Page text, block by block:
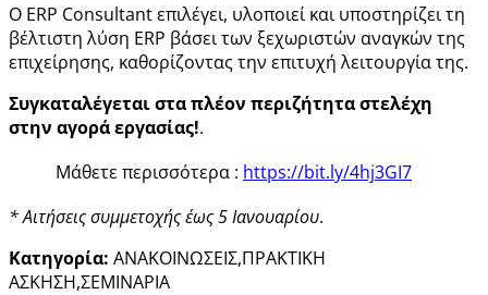
Ο ERP Consultant επιλέγει, υλοποιεί και υποστηρίζει τη
βέλτιστη λύση ERP βάσει των ξεχωριστών αναγκών της
επιχείρησης, καθορίζοντας την επιτυχή λειτουργία της.
Συγκαταλέγεται στα πλέον περιζήτητα στελέχη
στην αγορά εργασίας!.
Μάθετε περισσότερα : https://bit.ly/4hj3GI7
* Αιτήσεις συμμετοχής έως 5 Ιανουαρίου.
Κατηγορία: ΑΝΑΚΟΙΝΩΣΕΙΣ,ΠΡΑΚΤΙΚΗ
ΑΣΚΗΣΗ,ΣΕΜΙΝΑΡΙΑ